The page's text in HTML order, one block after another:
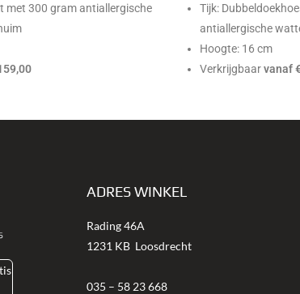
met 300 gram antiallergische
Tijk:
antiallergische
Hoogte: 16 cm
Verkrijgbaarvanaf
ADRES WINKEL
Rading 46A
1231 KB Loosdrecht
035 – 58 23 668